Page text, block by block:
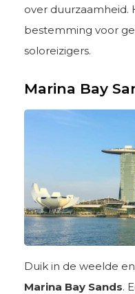
over duurzaamheid.
bestemming voor
soloreizigers.
Marina Bay
Duik in de weelde
Marina Bay Sands.